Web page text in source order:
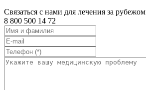
Связаться с нами для лечения за рубежом
8 800 500 14 72